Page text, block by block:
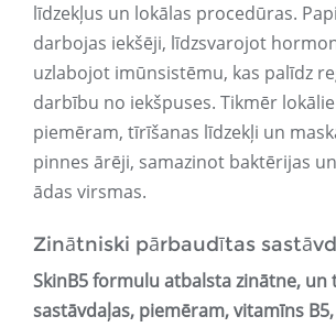
līdzekļus un lokālas procedūras.
darbojas iekšēji, līdzsvarojot
uzlabojot imūnsistēmu, kas palīdz
darbību no iekšpuses. Tikmēr
piemēram, tīrīšanas līdzekļi un
pinnes ārēji, samazinot baktērijas
ādas virsmas.
Zinātniski pārbaudītas
SkinB5 formulu atbalsta zinātne, un
sastāvdaļas, piemēram, vitamīns